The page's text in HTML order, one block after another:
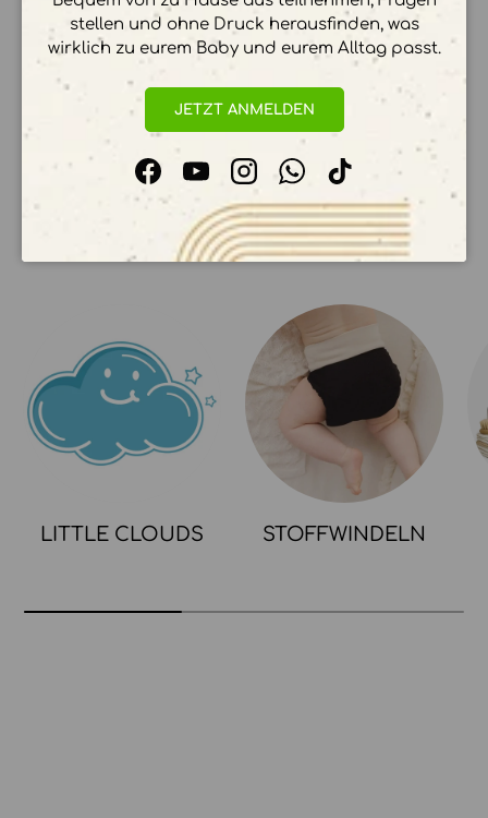
Ihre Zahlungsinformationen werden sicher
verarbeitet. Wir speichern keine
Kreditkartendetails.
UNSERE KOLLEKTIONEN
LITTLE CLOUDS STOFFWINDELN
stellen und ohne Druck herausfinden, was
wirklich zu eurem Baby und eurem Alltag passt.
JETZT ANMELDEN
FacebookYouTubeInstagramWhatsApp
TikTok